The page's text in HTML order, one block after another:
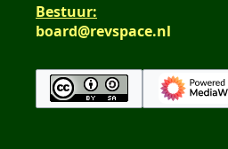
Bestuur:
board@revspace.nl